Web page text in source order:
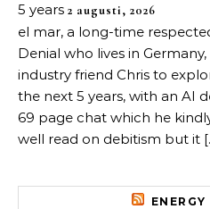
5 years 2 augusti, 2026
el mar, a long-time
Denial who lives in
industry friend Chris to
the next 5 years, with an AI
69 page chat which he
well read on debitism but it